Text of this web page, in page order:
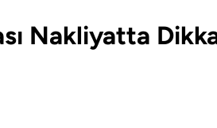
Nakliyatta